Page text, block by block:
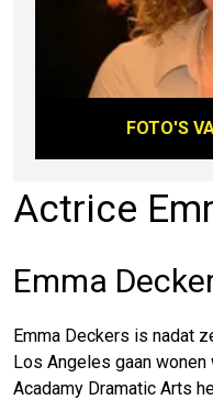
Actrice
Emma
Emma Deckers is nadat
Los Angeles gaan
Acadamy Dramatic Arts
FOTO'S